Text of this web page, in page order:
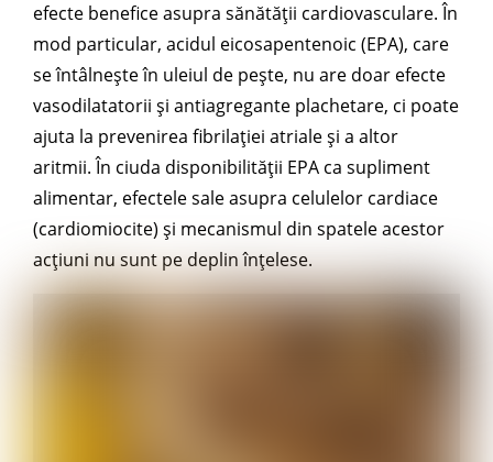
efecte benefice asupra sănătății cardiovasculare. În
mod particular, acidul eicosapentenoic (EPA), care
se întâlnește în uleiul de pește, nu are doar efecte
vasodilatatorii și antiagregante plachetare, ci poate
ajuta la prevenirea fibrilației atriale și a altor
aritmii. În ciuda disponibilității EPA ca supliment
alimentar, efectele sale asupra celulelor cardiace
(cardiomiocite) și mecanismul din spatele acestor
acțiuni nu sunt pe deplin înțelese.